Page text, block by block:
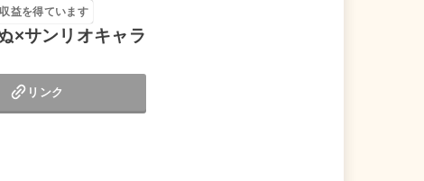
益を得ています
×サンリオキャラ
リンク